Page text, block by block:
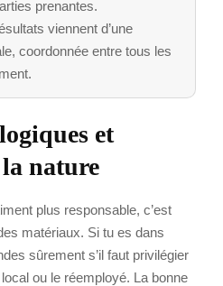
prenantes.
viennent d’une
coordonnée entre tous les
et
nature
plus responsable, c’est
matériaux. Si tu es dans
sûrement s’il faut privilégier
ou le réemployé. La bonne